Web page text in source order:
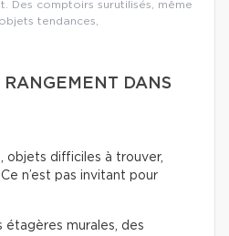
Des comptoirs surutilisés, même
tendances,
DANS
objets difficiles à trouver,
n’est pas invitant pour
étagères murales, des